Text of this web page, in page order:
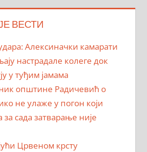
ВЕСТИ
Алексиначки камарати
настрадале колеге док
у туђим јамама
општине Радичевић о
не улаже у погон који
за сада затварање није
Црвеном крсту